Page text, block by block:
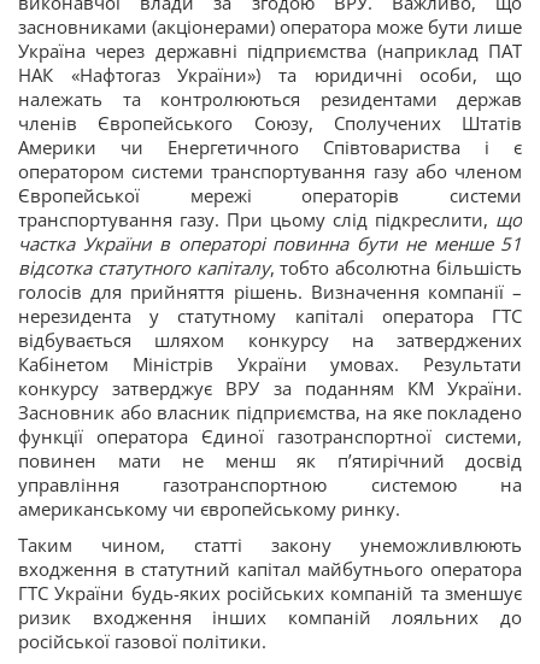
засновниками (акціонерами) оператора може бути лише
Україна через державні підприємства (наприклад ПАТ
НАК «Нафтогаз України») та юридичні особи, що
належать та контролюються резидентами держав
членів Європейського Союзу, Сполучених Штатів
Америки чи Енергетичного Співтовариства і є
оператором системи транспортування газу або членом
Європейської мережі операторів системи
транспортування газу. При цьому слід підкреслити, що
частка України в операторі повинна бути не менше 51
відсотка статутного капіталу, тобто абсолютна більшість
голосів для прийняття рішень. Визначення компанії –
нерезидента у статутному капіталі оператора ГТС
відбувається шляхом конкурсу на затверджених
Кабінетом Міністрів України умовах. Результати
конкурсу затверджує ВРУ за поданням КМ України.
Засновник або власник підприємства, на яке покладено
функції оператора Єдиної газотранспортної системи,
повинен мати не менш як п’ятирічний досвід
управління газотранспортною системою на
американському чи європейському ринку.
Таким чином, статті закону унеможливлюють
входження в статутний капітал майбутнього оператора
ГТС України будь-яких російських компаній та зменшує
ризик входження інших компаній лояльних до
російської газової політики.